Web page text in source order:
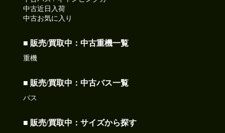
中古近日入荷
中古お気に入り
■ 販売/買取中：中古重機一覧
重機
■ 販売/買取中：中古バス一覧
バス
■ 販売/買取中：サイズから探す